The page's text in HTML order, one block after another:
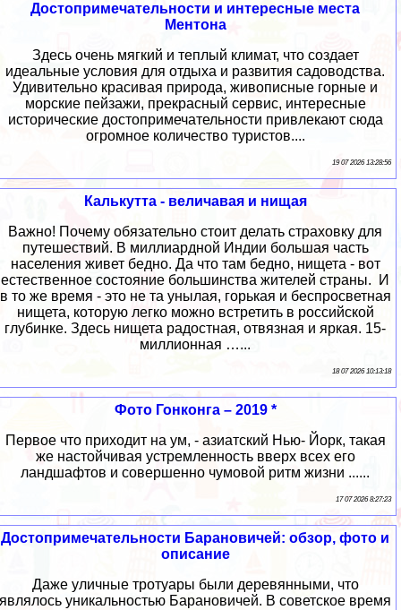
Достопримечательности и интересные места
Ментона
Здесь очень мягкий и теплый климат, что создает
идеальные условия для отдыха и развития садоводства.
Удивительно красивая природа, живописные горные и
морские пейзажи, прекрасный сервис, интересные
исторические достопримечательности привлекают сюда
огромное количество туристов....
19 07 2026 13:28:56
Калькутта - величавая и нищая
Важно! Почему обязательно стоит делать страховку для
путешествий. В миллиардной Индии большая часть
населения живет бедно. Да что там бедно, нищета - вот
естественное состояние большинства жителей страны. И
в то же время - это не та унылая, горькая и беспросветная
нищета, которую легко можно встретить в российской
глубинке. Здесь нищета радостная, отвязная и яркая. 15-
миллионная …...
18 07 2026 10:13:18
Фото Гонконга – 2019 *
Первое что приходит на ум, - азиатский Нью- Йорк, такая
же настойчивая устремленность вверх всех его
ландшафтов и совершенно чумовой ритм жизни ......
17 07 2026 8:27:23
Достопримечательности Барановичей: обзор, фото и
описание
Даже уличные тротуары были деревянными, что
являлось уникальностью Барановичей. В советское время